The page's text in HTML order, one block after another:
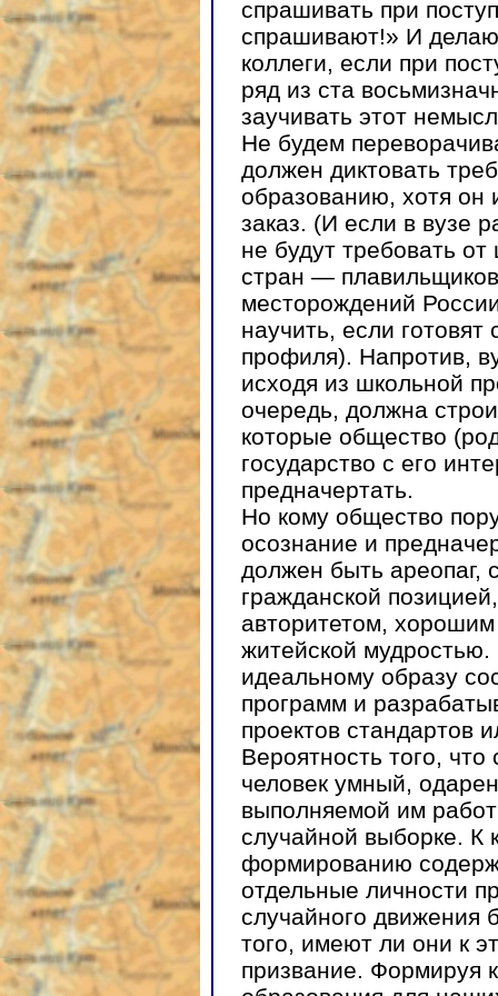
спрашивать при
спрашивают!» И
коллеги, если при
ряд из ста
заучивать этот
Не будем
должен диктовать
образованию, хотя он
заказ. (И если в вузе
не будут требовать
стран —
месторождений
научить, если
профиля). Напротив,
исходя из школьной
очередь, должна
которые общество
государство с его
предначертать.
Но кому общество
осознание и
должен быть ареопаг,
гражданской
авторитетом,
житейской
идеальному образу
программ и
проектов стандартов
Вероятность того,
человек умный,
выполняемой им
случайной выборке. К
формированию
отдельные личности
случайного движения
того, имеют ли они к
призвание. Формируя